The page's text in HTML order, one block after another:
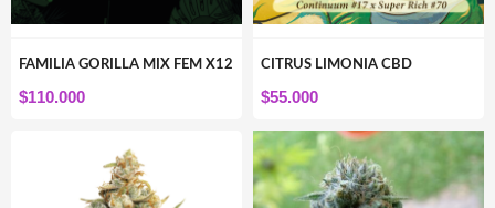
FAMILIA GORILLA MIX FEM X12
$110.000
CITRUS LIMONIA CBD
$55.000